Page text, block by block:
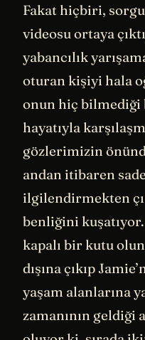
Fakat hiçbiri, sorgu
videosu ortaya
yabancılık
oturan kişiyi hala
onun hiç bilmediği
hayatıyla
gözlerimizin
andan itibaren
ilgilendirmekten
benliğini
kapalı bir kutu
dışına çıkıp
yaşam alanlarına
zamanının geldiği